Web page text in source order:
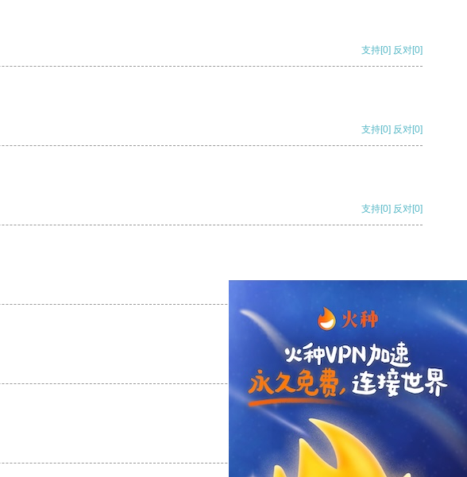
支持[0] 反对[0]
支持[0] 反对[0]
支持[0] 反对[0]
支持 [0] 反对 [0]
支持